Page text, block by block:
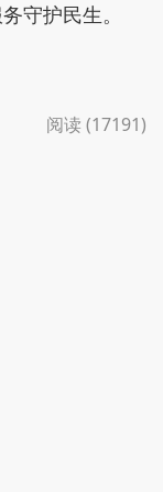
守护民生。
阅读 (17191)